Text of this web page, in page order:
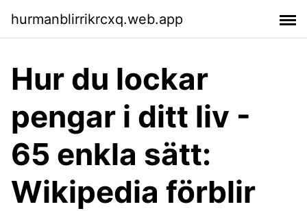
hurmanblirrikrcxq.web.app
Hur du lockar
pengar i ditt liv -
65 enkla sätt:
Wikipedia förblir